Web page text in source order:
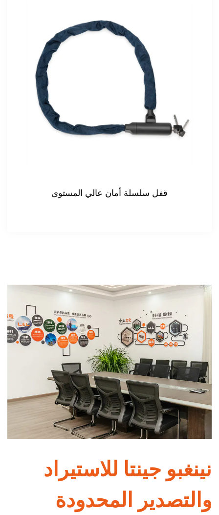
قفل سلسلة أمان
نينغبو جينتا للاستيراد
والتصدير المحدودة